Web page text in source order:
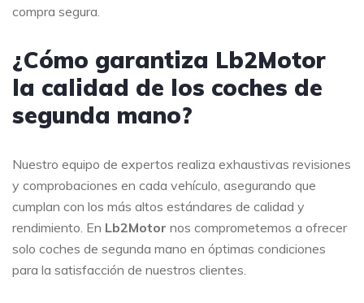
compra segura.
¿Cómo garantiza Lb2Motor
la calidad de los coches de
segunda mano?
Nuestro equipo de expertos realiza exhaustivas revisiones
y comprobaciones en cada vehículo, asegurando que
cumplan con los más altos estándares de calidad y
rendimiento. En Lb2Motor nos comprometemos a ofrecer
solo coches de segunda mano en óptimas condiciones
para la satisfacción de nuestros clientes.